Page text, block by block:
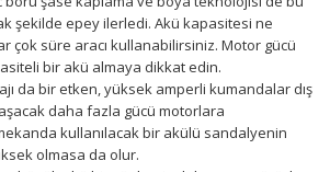
şekilde epey ilerledi. Akü kapasitesi ne
çok süre aracı kullanabilirsiniz. Motor gücü
bir akü almaya dikkat edin.
da bir etken, yüksek amperli kumandalar dış
daha fazla gücü motorlara
kullanılacak bir akülü sandalyenin
olmasa da olur.